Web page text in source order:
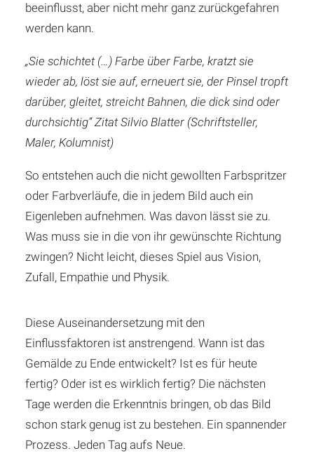
beeinflusst, aber nicht mehr ganz zurückgefahren
werden kann.
„Sie schichtet (…) Farbe über Farbe, kratzt sie
wieder ab, löst sie auf, erneuert sie, der Pinsel tropft
darüber, gleitet, streicht Bahnen, die dick sind oder
durchsichtig“ Zitat Silvio Blatter (Schriftsteller,
Maler, Kolumnist)
So entstehen auch die nicht gewollten Farbspritzer
oder Farbverläufe, die in jedem Bild auch ein
Eigenleben aufnehmen. Was davon lässt sie zu.
Was muss sie in die von ihr gewünschte Richtung
zwingen? Nicht leicht, dieses Spiel aus Vision,
Zufall, Empathie und Physik.
Diese Auseinandersetzung mit den
Einflussfaktoren ist anstrengend. Wann ist das
Gemälde zu Ende entwickelt? Ist es für heute
fertig? Oder ist es wirklich fertig? Die nächsten
Tage werden die Erkenntnis bringen, ob das Bild
schon stark genug ist zu bestehen. Ein spannender
Prozess. Jeden Tag aufs Neue.